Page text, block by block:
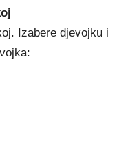
Izabere djevojku i